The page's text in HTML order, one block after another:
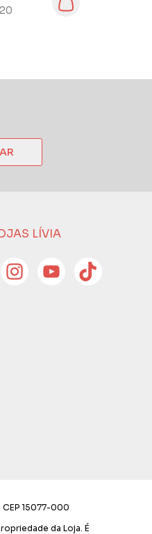
LÍVIA
15077-000
da Loja. É